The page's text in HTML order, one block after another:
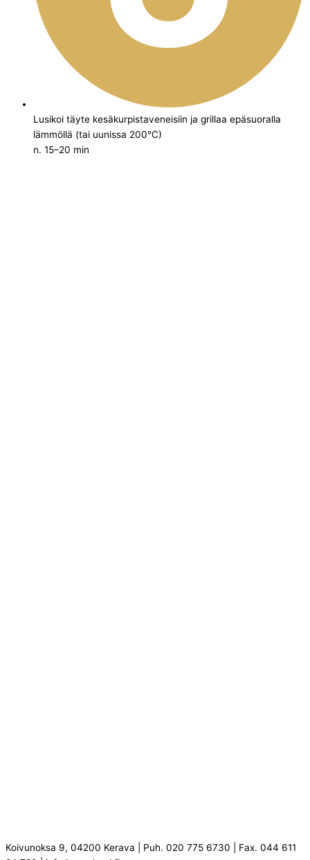
Lusikoi täyte kesäkurpistaveneisiin ja grillaa epäsuoralla
lämmöllä (tai uunissa 200°C)
n. 15–20 min
Koivunoksa 9, 04200 Kerava | Puh. 020 775 6730 | Fax. 044 611